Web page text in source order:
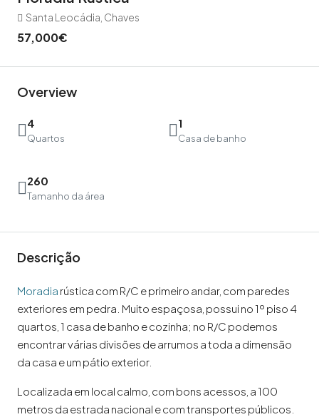
Santa Leocádia, Chaves
57,000€
Overview
4
Quartos
1
Casa de banho
260
Tamanho da área
Descrição
Moradia rústica com R/C e primeiro andar, com paredes
exteriores em pedra. Muito espaçosa, possui no 1º piso 4
quartos, 1 casa de banho e cozinha; no R/C podemos
encontrar várias divisões de arrumos a toda a dimensão
da casa e um pátio exterior.
Localizada em local calmo, com bons acessos, a 100
metros da estrada nacional e com transportes públicos.